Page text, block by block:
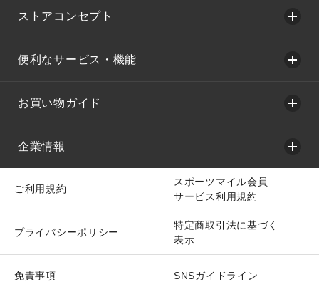
ストアコンセプト
便利なサービス・機能
お買い物ガイド
企業情報
ご利用規約
スポーツマイル会員
サービス利用規約
プライバシーポリシー
特定商取引法に基づく
表示
免責事項 SNSガイドライン